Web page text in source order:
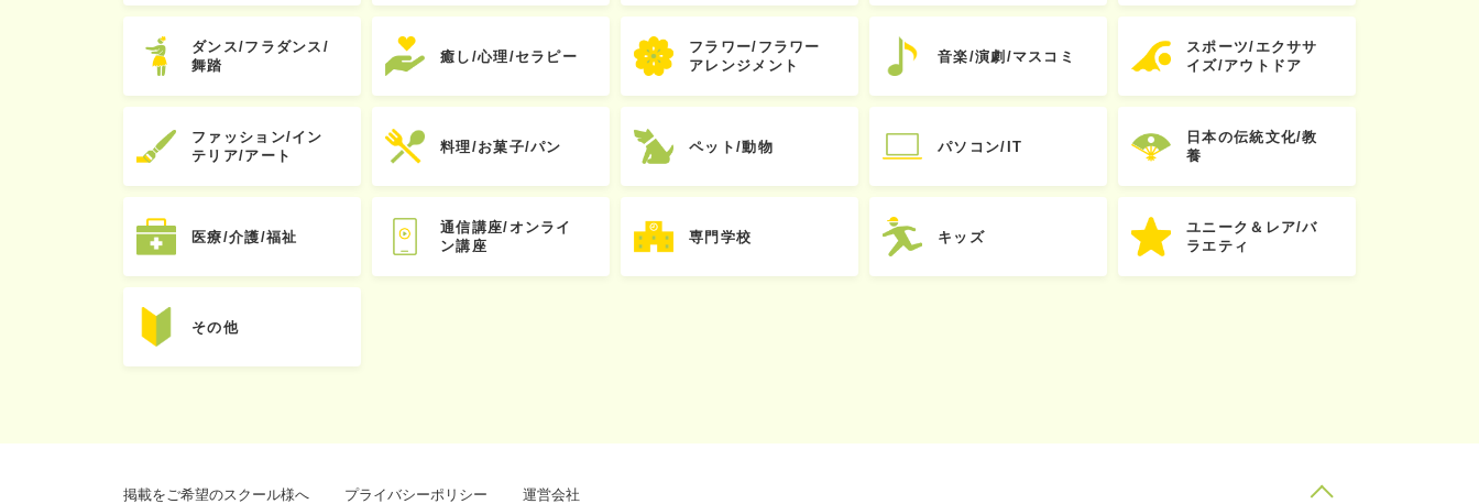
ダンス/フラダンス/
舞踏
癒し/心理/セラピー
フラワー/フラワー
アレンジメント
音楽/演劇/マスコミ
スポーツ/エクササ
イズ/アウトドア
ファッション/イン
テリア/アート
料理/お菓子/パン ペット/動物 パソコン/IT
日本の伝統文化/教
養
医療/介護/福祉
通信講座/オンライ
ン講座
専門学校 キッズ
ユニーク＆レア/バ
ラエティ
その他
掲載をご希望のスクール様へ プライバシーポリシー 運営会社